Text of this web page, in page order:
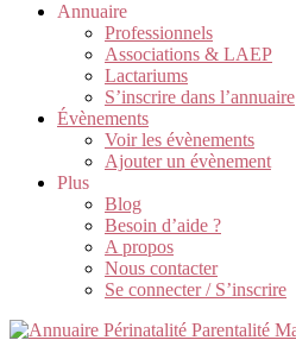
Annuaire
Professionnels
Associations & LAEP
Lactariums
S’inscrire dans l’annuaire
Évènements
Voir les évènements
Ajouter un évènement
Plus
Blog
Besoin d’aide ?
A propos
Nous contacter
Se connecter / S’inscrire